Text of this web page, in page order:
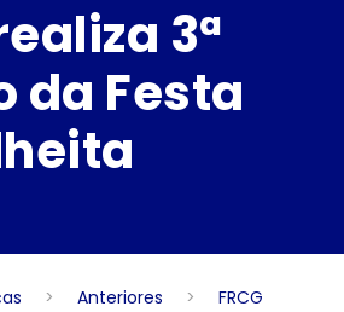
3ª
da Festa
> Anteriores >
FRCG